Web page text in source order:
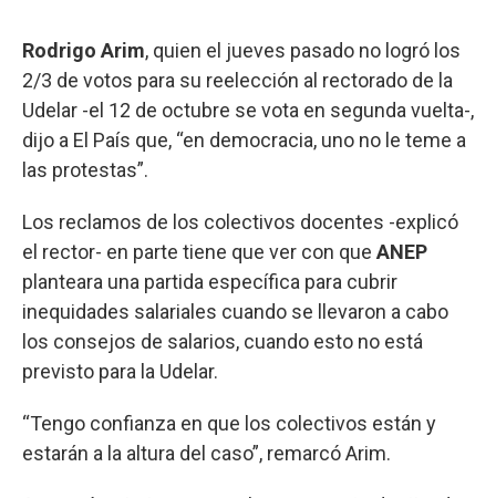
Rodrigo Arim, quien el jueves pasado no logró los
2/3 de votos para su reelección al rectorado de la
Udelar -el 12 de octubre se vota en segunda vuelta-,
dijo a El País que, “en democracia, uno no le teme a
las protestas”.
Los reclamos de los colectivos docentes -explicó
el rector- en parte tiene que ver con que ANEP
planteara una partida específica para cubrir
inequidades salariales cuando se llevaron a cabo
los consejos de salarios, cuando esto no está
previsto para la Udelar.
“Tengo confianza en que los colectivos están y
estarán a la altura del caso”, remarcó Arim.